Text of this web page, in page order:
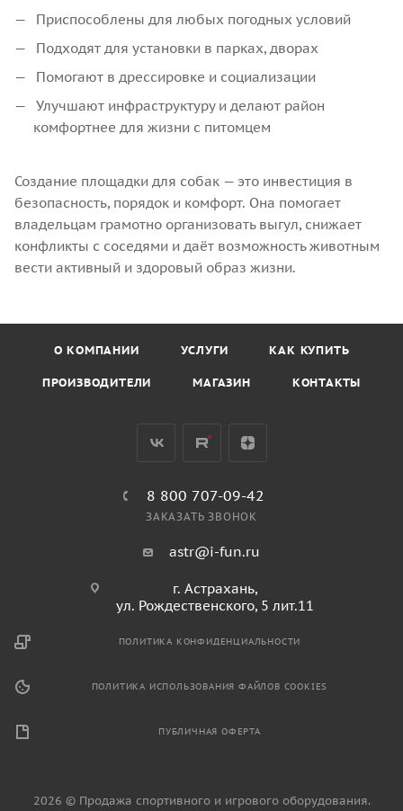
Приспособлены для любых погодных условий
Подходят для установки в парках, дворах
Помогают в дрессировке и социализации
Улучшают инфраструктуру и делают район
комфортнее для жизни с питомцем
Создание площадки для собак — это инвестиция в
безопасность, порядок и комфорт. Она помогает
владельцам грамотно организовать выгул, снижает
конфликты с соседями и даёт возможность животным
вести активный и здоровый образ жизни.
О КОМПАНИИ УСЛУГИ КАК КУПИТЬ
ПРОИЗВОДИТЕЛИ МАГАЗИН КОНТАКТЫ
8 800 707-09-42
ЗАКАЗАТЬ ЗВОНОК
astr@i-fun.ru
г. Астрахань,
ул. Рождественского, 5 лит.11
ПОЛИТИКА КОНФИДЕНЦИАЛЬНОСТИ
ПОЛИТИКА ИСПОЛЬЗОВАНИЯ ФАЙЛОВ COOKIES
ПУБЛИЧНАЯ ОФЕРТА
2026 © Продажа спортивного и игрового оборудования.